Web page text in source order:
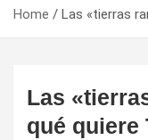
Home Las «tierras
Las
qué quiere